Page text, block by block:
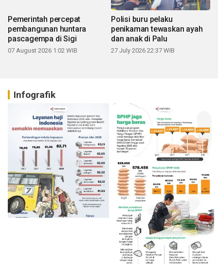
Pemerintah percepat
pembangunan huntara
pascagempa di Sigi
07 August 2026 1:02 WIB
Polisi buru pelaku
penikaman tewaskan ayah
dan anak di Palu
27 July 2026 22:37 WIB
Infografik